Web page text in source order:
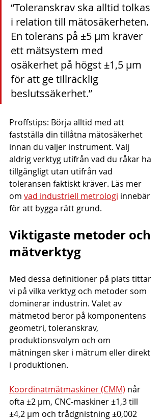
“Toleranskrav ska alltid tolkas
i relation till mätosäkerheten.
En tolerans på ±5 μm kräver
ett mätsystem med
osäkerhet på högst ±1,5 μm
för att ge tillräcklig
beslutssäkerhet.”
Proffstips: Börja alltid med att
fastställa din tillåtna mätosäkerhet
innan du väljer instrument. Välj
aldrig verktyg utifrån vad du råkar ha
tillgängligt utan utifrån vad
toleransen faktiskt kräver. Läs mer
om vad industriell metrologi innebär
för att bygga rätt grund.
Viktigaste metoder och
mätverktyg
Med dessa definitioner på plats tittar
vi på vilka verktyg och metoder som
dominerar industrin. Valet av
mätmetod beror på komponentens
geometri, toleranskrav,
produktionsvolym och om
mätningen sker i mätrum eller direkt
i produktionen.
Koordinatmätmaskiner (CMM) når
ofta ±2 μm, CNC-maskiner ±1,3 till
±4,2 μm och trådgnistning ±0,002